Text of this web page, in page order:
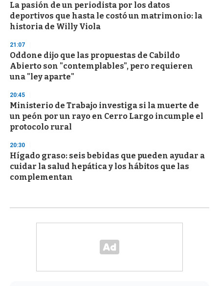
La pasión de un periodista por los datos
deportivos que hasta le costó un matrimonio: la
historia de Willy Viola
21:07
Oddone dijo que las propuestas de Cabildo
Abierto son "contemplables", pero requieren
una "ley aparte"
20:45
Ministerio de Trabajo investiga si la muerte de
un peón por un rayo en Cerro Largo incumple el
protocolo rural
20:30
Hígado graso: seis bebidas que pueden ayudar a
cuidar la salud hepática y los hábitos que las
complementan